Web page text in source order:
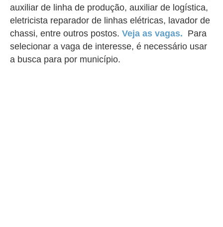
auxiliar de linha de produção, auxiliar de logística,
eletricista reparador de linhas elétricas, lavador de
chassi, entre outros postos. Veja as vagas. Para
selecionar a vaga de interesse, é necessário usar
a busca para por município.